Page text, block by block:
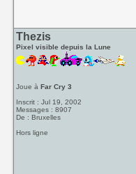
Thezis
Pixel visible depuis la Lune
Joue àFar Cry 3
Inscrit : Jul 19, 2002
Messages : 8907
De : Bruxelles
Hors ligne